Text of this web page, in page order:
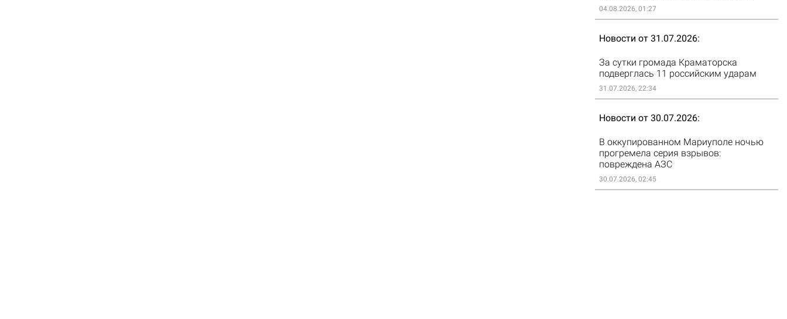
04.08.2026, 01:27
Новости от 31.07.2026
За сутки громада Краматорска
подверглась 11 российским ударам
31.07.2026, 22:34
Новости от 30.07.2026
В оккупированном Мариуполе ночью
прогремела серия взрывов:
повреждена АЗС
30.07.2026, 02:45